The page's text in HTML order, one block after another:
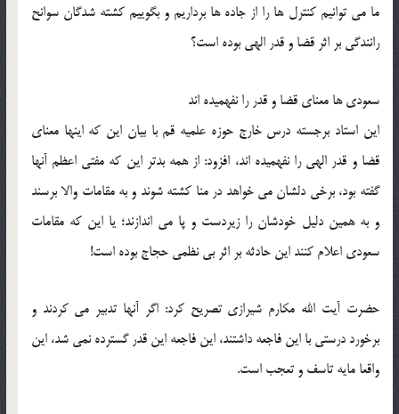
ما می توانیم کنترل ها را از جاده ها برداریم و بگوییم کشته شدگان سوانح
رانندگی بر اثر قضا و قدر الهی بوده است؟
سعودی ها معنای قضا و قدر را نفهمیده اند
این استاد برجسته درس خارج حوزه علمیه قم با بیان این که اینها معنای
قضا و قدر الهی را نفهمیده اند، افزود: از همه بدتر این که مفتی اعظم آنها
گفته بود، برخی دلشان می خواهد در منا کشته شوند و به مقامات والا برسند
و به همین دلیل خودشان را زیردست و پا می اندازند؛ یا این که مقامات
سعودی اعلام کنند این حادثه بر اثر بی نظمی حجاج بوده است!
حضرت آیت الله مکارم شیرازی تصریح کرد: اگر آنها تدبیر می کردند و
برخورد درستی با این فاجعه داشتند، این فاجعه این قدر گسترده نمی شد، این
واقعا مایه تاسف و تعجب است.